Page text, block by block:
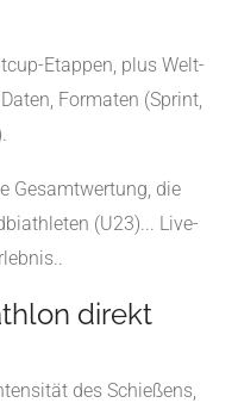
Etappen, plus Welt-
Formaten (Sprint,
.
Gesamtwertung, die
(U23)... Live-
.
direkt
des Schießens,